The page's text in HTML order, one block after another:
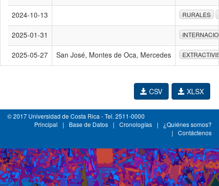
2024-10-13 RURALES
2025-01-31
2025-05-27 San José, Montes de Oca, Mercedes
XLSX
CSV
© 2017 Universidad de Costa Rica - Tel. 2511-0000
Principal
| Base de Datos | Cronologías |
¿Quiénes somos?
|
Contáctenos